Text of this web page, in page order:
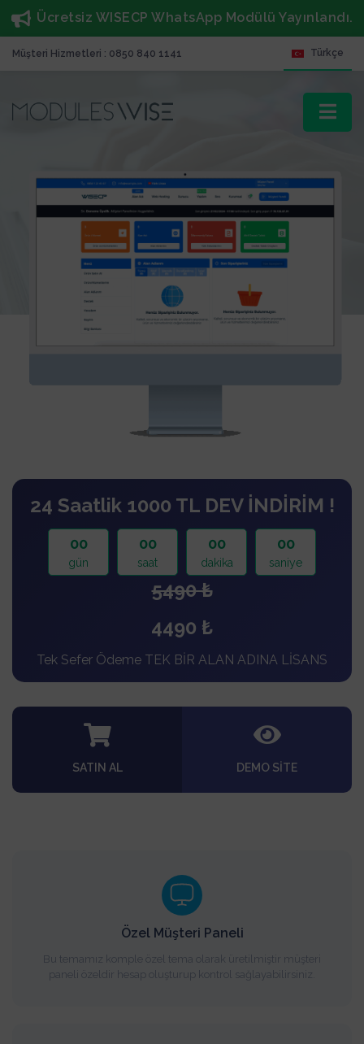
Ücretsiz WISECP WhatsApp Modülü Yayınlandı.
Müşteri Hizmetleri : 0850 840 1141 Türkçe
24 Saatlik 1000 TL DEV İNDİRİM !
00
gün
00
saat
00
dakika
00
saniye
5490 ₺
4490 ₺
Tek Sefer Ödeme TEK BİR ALAN ADINA LİSANS
SATIN AL DEMO SITE
Özel Müşteri Paneli
Bu temamız komple özel tema olarak üretilmiştir müşteri
paneli özeldir hesap oluşturup kontrol sağlayabilirsiniz.